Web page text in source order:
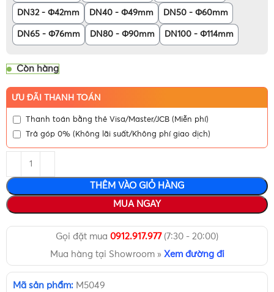
DN32 - Φ42mm DN40 - Φ49mm DN50 - Φ60mm
DN65 - Φ76mm DN80 - Φ90mm DN100 - Φ114mm
Còn hàng
ƯU ĐÃI THANH TOÁN
Thanh toán bằng thẻ Visa/Master/JCB (Miễn phí)
Trả góp 0% (Không lãi suất/Không phí giao dịch)
THÊM VÀO GIỎ HÀNG
MUA NGAY
Gọi đặt mua 0912.917.977(7:30 - 20:00)
Mua hàng tại Showroom » Xem đường đi
Mã sản phẩm: M5049